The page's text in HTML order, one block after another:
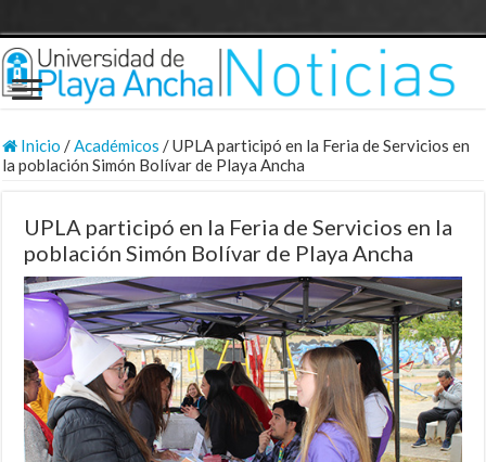
Inicio /Académicos /UPLA participó en la Feria de Servicios en
la población Simón Bolívar de Playa Ancha
UPLA participó en la Feria de Servicios en la
población Simón Bolívar de Playa Ancha